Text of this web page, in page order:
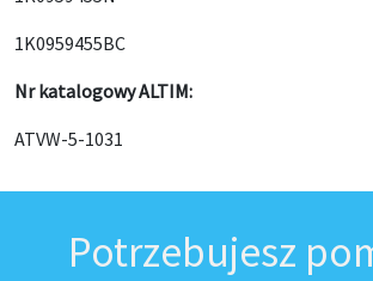
1K0959455BC
Nr katalogowy ALTIM:
ATVW-5-1031
Potrzebujesz